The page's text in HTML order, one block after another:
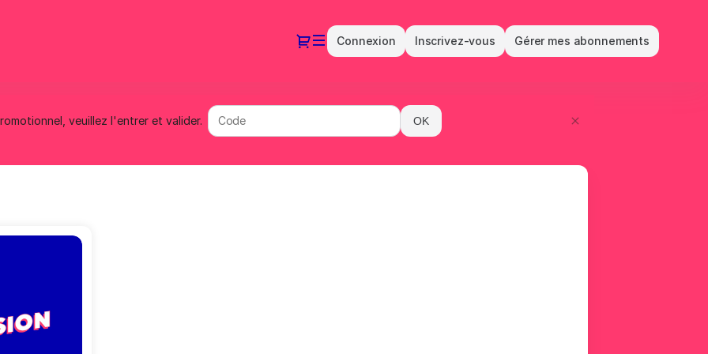
Dialogue
Connexion Inscrivez-vous Gérer mes abonnements
veuillez l'entrer et valider. OK